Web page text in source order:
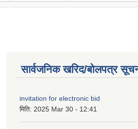
सार्वजनिक खरिद/बोलपत्र
invitation for electronic bid
मिति: 2025 Mar 30 - 12:41